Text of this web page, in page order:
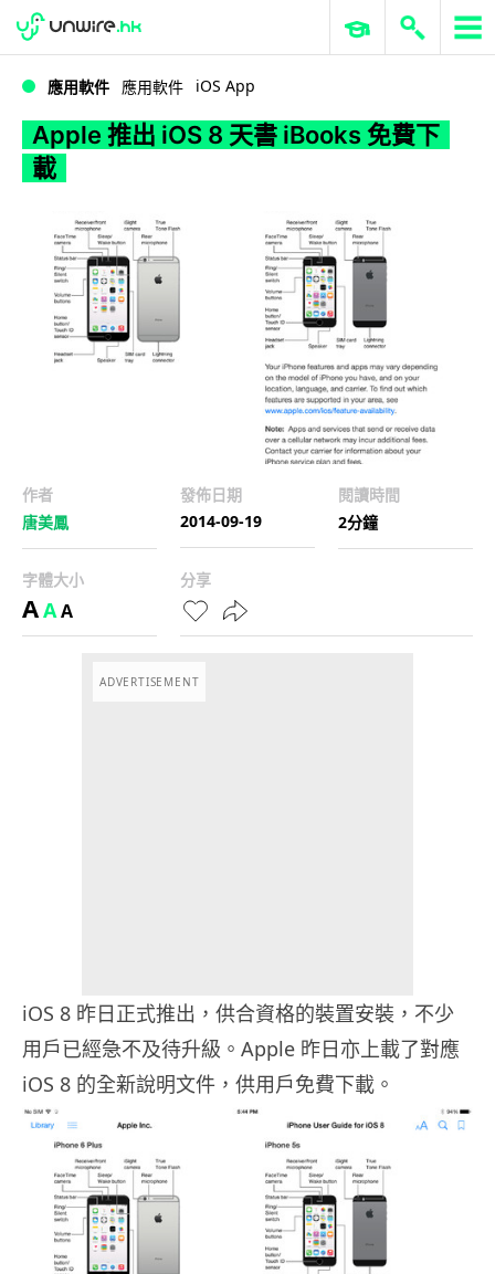
Apple 推出 iOS 8 天書 iBooks 免費下載
WWDC 2026 ERP 與商業 AI
應用軟件 應用軟件 iOS App
Apple 推出 iOS 8 天書 iBooks 免費下
載
作者
唐美鳳
發佈日期
2014-09-19
閱讀時間
2分鐘
字體大小
AAA
分享
ADVERTISEMENT
iOS 8 昨日正式推出，供合資格的裝置安裝，不少
用戶已經急不及待升級。Apple 昨日亦上載了對應
iOS 8 的全新說明文件，供用戶免費下載。